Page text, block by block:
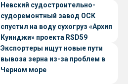
Невский судостроительно-
судоремонтный завод ОСК
спустил на воду сухогруз «Архип
Куинджи» проекта RSD59
Экспортеры ищут новые пути
вывоза зерна из-за проблем в
Черном море